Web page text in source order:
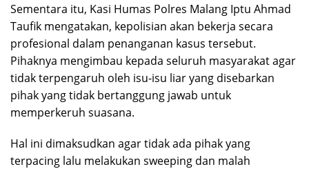
Sementara itu, Kasi Humas Polres Malang Iptu Ahmad
Taufik mengatakan, kepolisian akan bekerja secara
profesional dalam penanganan kasus tersebut.
Pihaknya mengimbau kepada seluruh masyarakat agar
tidak terpengaruh oleh isu-isu liar yang disebarkan
pihak yang tidak bertanggung jawab untuk
memperkeruh suasana.
Hal ini dimaksudkan agar tidak ada pihak yang
terpacing lalu melakukan sweeping dan malah